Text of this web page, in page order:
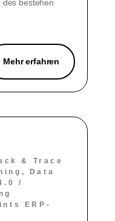
bestehen
Mehr erfahren
& Trace
Data
/
ERP-